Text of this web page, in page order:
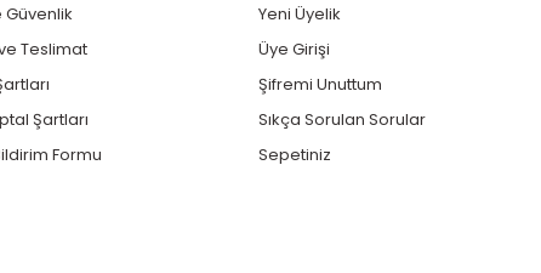
Güvenlik
Teslimat
Şartları
Formu
Yeni Üyelik
Üye Girişi
Şifremi Unuttum
Sıkça Sorulan Sorular
Sepetiniz